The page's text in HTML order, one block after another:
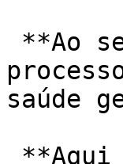
saúde